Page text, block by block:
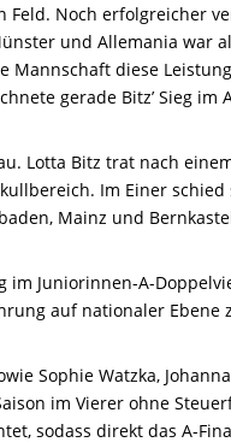
Feld. Noch erfolgreicher
und Allemania war
Mannschaft diese
gerade Bitz’ Sieg im
Lotta Bitz trat nach
Im Einer
Mainz und
Juniorinnen-A-
auf nationaler Ebene
Sophie Watzka,
im Vierer ohne
sodass direkt das A-